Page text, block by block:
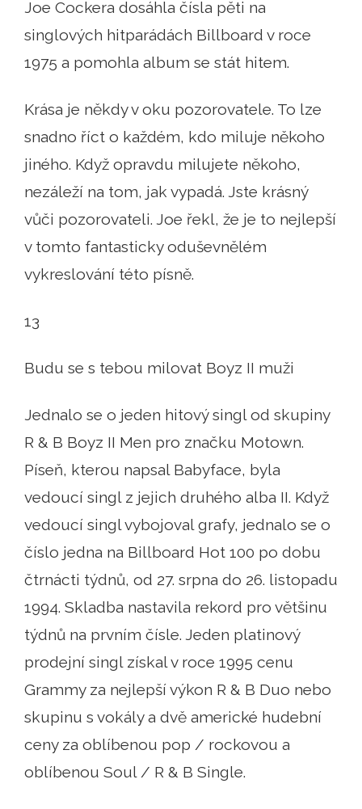
Joe Cockera dosáhla čísla pěti na
singlových hitparádách Billboard v roce
1975 a pomohla album se stát hitem.
Krása je někdy v oku pozorovatele. To lze
snadno říct o každém, kdo miluje někoho
jiného. Když opravdu milujete někoho,
nezáleží na tom, jak vypadá. Jste krásný
vůči pozorovateli. Joe řekl, že je to nejlepší
v tomto fantasticky oduševnělém
vykreslování této písně.
13
Budu se s tebou milovat Boyz II muži
Jednalo se o jeden hitový singl od skupiny
R & B Boyz II Men pro značku Motown.
Píseň, kterou napsal Babyface, byla
vedoucí singl z jejich druhého alba II. Když
vedoucí singl vybojoval grafy, jednalo se o
číslo jedna na Billboard Hot 100 po dobu
čtrnácti týdnů, od 27. srpna do 26. listopadu
1994. Skladba nastavila rekord pro většinu
týdnů na prvním čísle. Jeden platinový
prodejní singl získal v roce 1995 cenu
Grammy za nejlepší výkon R & B Duo nebo
skupinu s vokály a dvě americké hudební
ceny za oblíbenou pop / rockovou a
oblíbenou Soul / R & B Single.